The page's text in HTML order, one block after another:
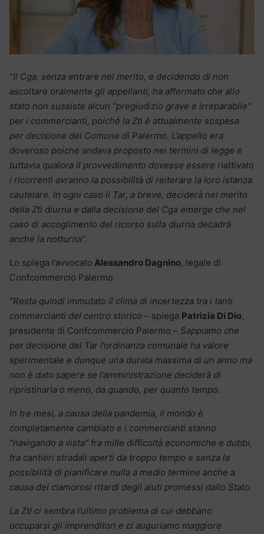
“Il Cga, senza entrare nel merito, e decidendo di non
ascoltare oralmente gli appellanti, ha affermato che allo
stato non sussiste alcun “pregiudizio grave e irreparabile”
per i commercianti, poiché la Ztl è attualmente sospesa
per decisione del Comune di Palermo. L’appello era
doveroso poiché andava proposto nei termini di legge e
tuttavia qualora il provvedimento dovesse essere riattivato
i ricorrenti avranno la possibilità di reiterare la loro istanza
cautelare. In ogni caso il Tar, a breve, deciderà nel merito
della Ztl diurna e dalla decisione del Cga emerge che nel
caso di accoglimento del ricorso sulla diurna decadrà
anche la notturna”.
Lo spiega l’avvocato Alessandro Dagnino, legale di
Confcommercio Palermo.
“Resta quindi immutato il clima di incertezza tra i tanti
commercianti del centro storico – spiega Patrizia Di Dio,
presidente di Confcommercio Palermo – Sappiamo che
per decisione del Tar l’ordinanza comunale ha valore
sperimentale e dunque una durata massima di un anno ma
non è dato sapere se l’amministrazione deciderà di
ripristinarla o meno, da quando, per quanto tempo.
In tre mesi, a causa della pandemia, il mondo è
completamente cambiato e i commercianti stanno
“navigando a vista” fra mille difficoltà economiche e dubbi,
fra cantieri stradali aperti da troppo tempo e senza la
possibilità di pianificare nulla a medio termine anche a
causa dei clamorosi ritardi degli aiuti promessi dallo Stato.
La Ztl ci sembra l’ultimo problema di cui debbano
occuparsi gli imprenditori e ci auguriamo maggiore